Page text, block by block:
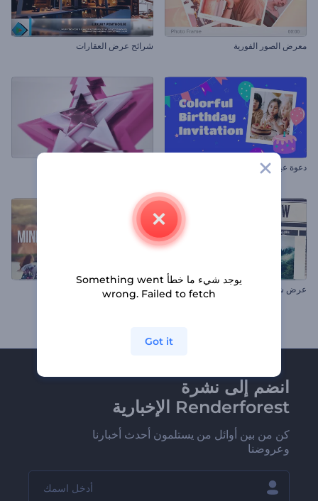
معرض الصور الفورية شرائح عرض العقارات
دعوة عيد ميلاد ملونة
عرض شرائح الصحيفة اليومية شرائح عرض الصور البسيطة
انضم إلى نشرة
Renderforest الإخبارية
كن من بين أوائل من يستلمون أحدث أخبارنا
وعروضنا
يوجد شيء ما خطأ Something went
wrong. Failed to fetch
Got it